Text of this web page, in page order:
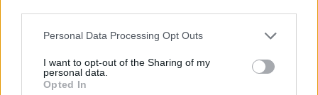
Personal Data Processing Opt Outs
I want to opt-out of the Sharing of my
personal data.
Opted In